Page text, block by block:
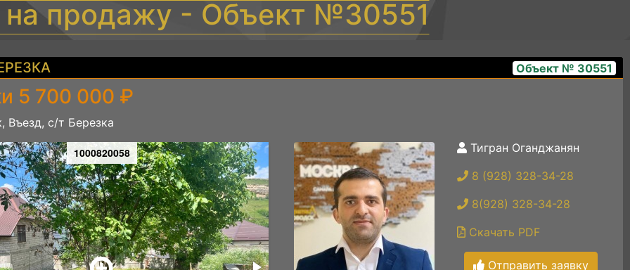
на продажу - Объект №30551
Объект № 30551
5 700 000 ₽
Въезд, с/т Березка
1000820058 1000820060 Тигран Оганджанян
8 (928) 328-34-28
8(928) 328-34-28
Скачать PDF
Отправить заявку